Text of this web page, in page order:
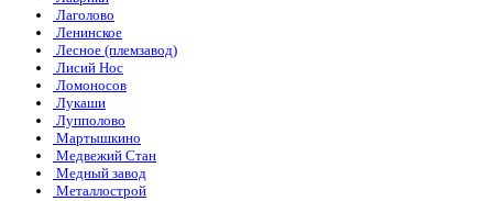
Лаголово
Ленинское
Лесное (племзавод)
Лисий Нос
Ломоносов
Лукаши
Лупполово
Мартышкино
Медвежий Стан
Медный завод
Металлострой